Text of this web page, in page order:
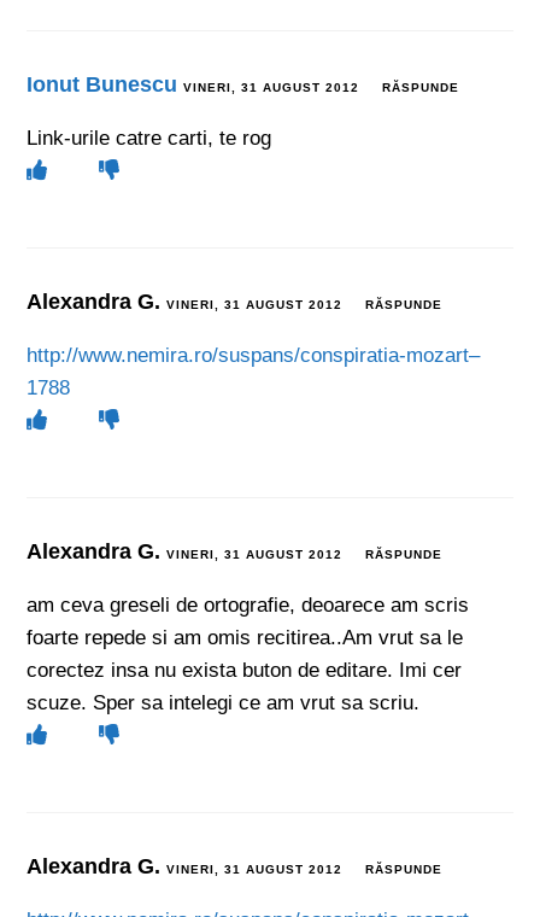
Ionut Bunescu VINERI, 31 AUGUST 2012 RĂSPUNDE
Link-urile catre carti, te rog
Alexandra G.VINERI, 31 AUGUST 2012 RĂSPUNDE
http://www.nemira.ro/suspans/conspiratia-mozart–
1788
Alexandra G.VINERI, 31 AUGUST 2012 RĂSPUNDE
am ceva greseli de ortografie, deoarece am scris
foarte repede si am omis recitirea..Am vrut sa le
corectez insa nu exista buton de editare. Imi cer
scuze. Sper sa intelegi ce am vrut sa scriu.
Alexandra G.VINERI, 31 AUGUST 2012 RĂSPUNDE